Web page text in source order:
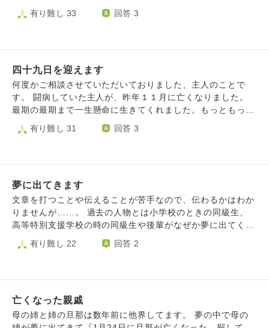
出てきたのか 親友が私と出掛けたくて夢に出てきたのかは
方に亡き親友が苦痛がなくて楽しく あの世で暮らせるよう
に願ってくださればと思っています 私も神社に行く時は亡
き親友は1年近く入院して ずっと苦しんできたのであの世で
は楽しくいさせて欲しいと願っておりますが 私の想いが届
てしまったことへの謝罪、他の社員のことなどを話してあと
よろしくねと言っていなくなったそうです。 川を渡ってい
かなと思ってしまいます。 それとともに涙が溢れて止まら
なくなります。 こういった体験をする方は結構いらっしゃ
るのでしょうか。 今は亡くなった方が安らかに眠れること
を祈るばかりです。
有り難し 33 回答 3
四十九日を迎えます
何度かご相談させていただいておりました、主人のことで
す。 闘病していた主人が、昨年１１月に亡くなりました。
最期の最期まで一生懸命に生きてくれました。もっともっと
生きていてほしかった。それが今の想いです。 亡くなって
から二度ほど主人の夢を見ました。最初は姿が見えなくて、
くなりました。 その数日後、また夢を見ました。家族みん
なで自宅でワイワイといつも通りの雰囲気で、私が主人に抱
き着いたら、抱きしめ返してくれて、頭をなでてくれまし
た。よしよし、頑張ったな、という雰囲気がありました。顔
を見てから、もう病気も治ったんだ、よかったな、と、そし
での記憶が薄れていくと聞きました。成仏して空に行くには
この世の記憶を消さなければならない、と。それは本当なの
でしょうか？その話を聞いてから、なんだか、自分から主人
有り難し 31 回答 3
夢に出てきます
文章を打つことや伝えることが苦手なので、伝わるかはわか
りませんが……。 過去の人物とは小学校のときの同級生、
高等特別支援学校の時の同級生や後輩がなぜか夢に出てくる
ことが多く、それで嫌な思いをしたり、もう終わったことな
のに関わることはないのに出てくるのです。 これは過去に
ん………。
有り難し 22 回答 2
亡くなった親戚
母の姉と姉の旦那は数年前に他界してます。 夢の中で母の